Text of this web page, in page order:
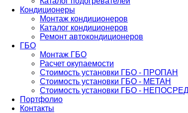
Кондиционеры
Монтаж кондиционеров
Каталог кондиционеров
Ремонт автокондиционеров
ГБО
Монтаж ГБО
Расчет окупаемости
Стоимость установки ГБО - ПРОПАН
Стоимость установки ГБО - МЕТАН
Стоимость установки ГБО -
Портфолио
Контакты